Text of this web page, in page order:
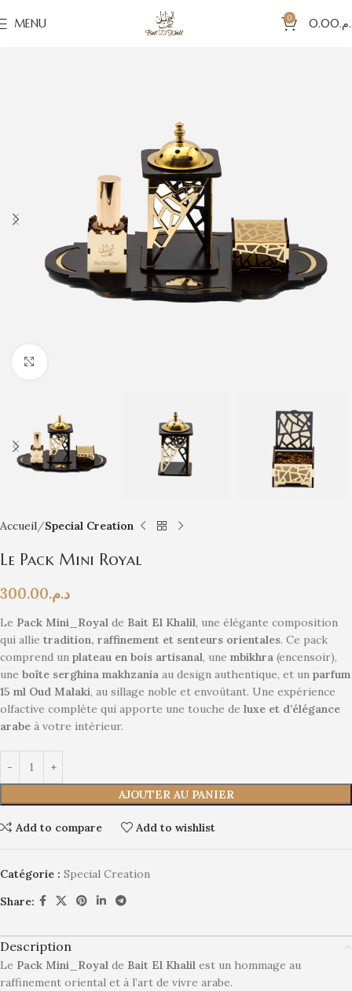
MENU 0 0.00
Accueil Special Creation
Le Pack Mini Royal
د.م.300.00
Le Pack Mini_Royal de Bait El Khalil, une élégante composition
qui allie tradition, raffinement et senteurs orientales. Ce pack
comprend un plateau en bois artisanal, une mbikhra (encensoir),
une boîte serghina makhzania au design authentique, et un parfum
15 ml Oud Malaki, au sillage noble et envoûtant. Une expérience
olfactive complète qui apporte une touche de luxe et d’élégance
arabe à votre intérieur.
AJOUTER AU PANIER
Add to compare Add to wishlist
Catégorie : Special Creation
Share:
Description
Le Pack Mini_Royal de Bait El Khalil est un hommage au
raffinement oriental et à l’art de vivre arabe.